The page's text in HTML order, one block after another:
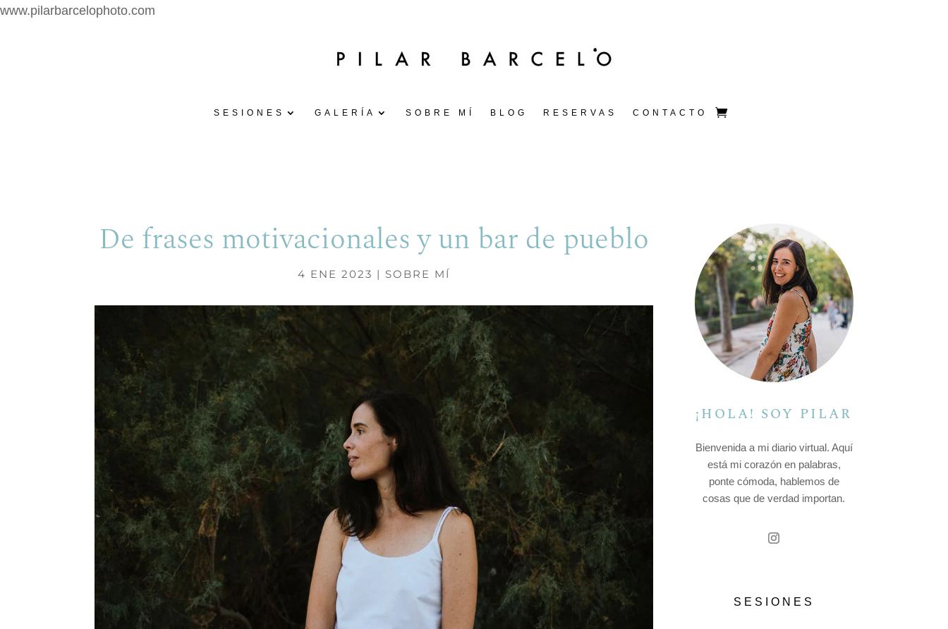
www.pilarbarcelophoto.com
SESIONES GALERÍA SOBRE MÍ BLOG RESERVAS CONTACTO
De frases motivacionales y un bar de pueblo
4 ENE 2023 | SOBRE MÍ
¡HOLA! SOY PILAR
Bienvenida a mi diario virtual. Aquí
está mi corazón en palabras,
ponte cómoda, hablemos de
cosas que de verdad importan.
SESIONES